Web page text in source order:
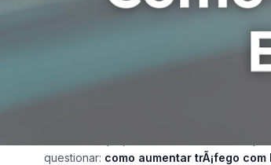
Como
EstratÃ©gias
questionar: como aumentar trÃ¡fego com